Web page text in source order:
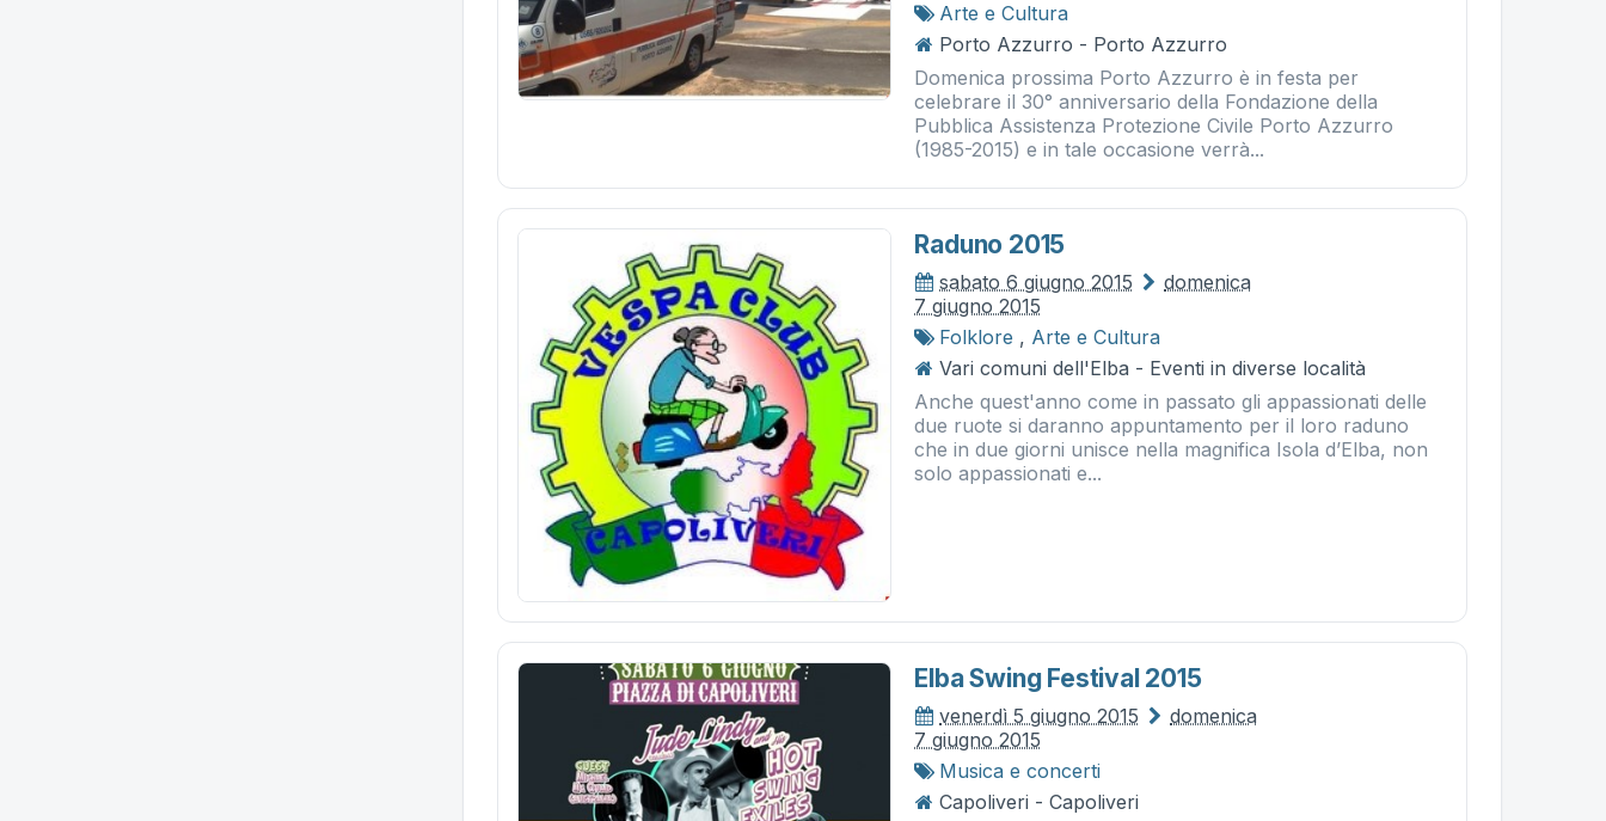
Arte e Cultura
Porto Azzurro - Porto Azzurro
Domenica prossima Porto Azzurro è in festa per
celebrare il 30° anniversario della Fondazione della
Pubblica Assistenza Protezione Civile Porto Azzurro
(1985-2015) e in tale occasione verrà...
Raduno 2015
sabato 6 giugno 2015
domenica
7 giugno 2015
Folklore , Arte e Cultura
Vari comuni dell'Elba - Eventi in diverse località
Anche quest'anno come in passato gli appassionati delle
due ruote si daranno appuntamento per il loro raduno
che in due giorni unisce nella magnifica Isola d’Elba, non
solo appassionati e...
Elba Swing Festival 2015
venerdì 5 giugno 2015
domenica
7 giugno 2015
Musica e concerti
Capoliveri - Capoliveri